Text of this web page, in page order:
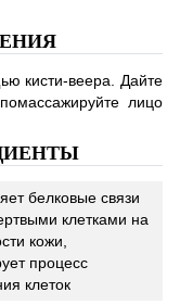
кисти-веера. Дайте
лицо
белковые связи
клетками на
кожи,
процесс
клеток